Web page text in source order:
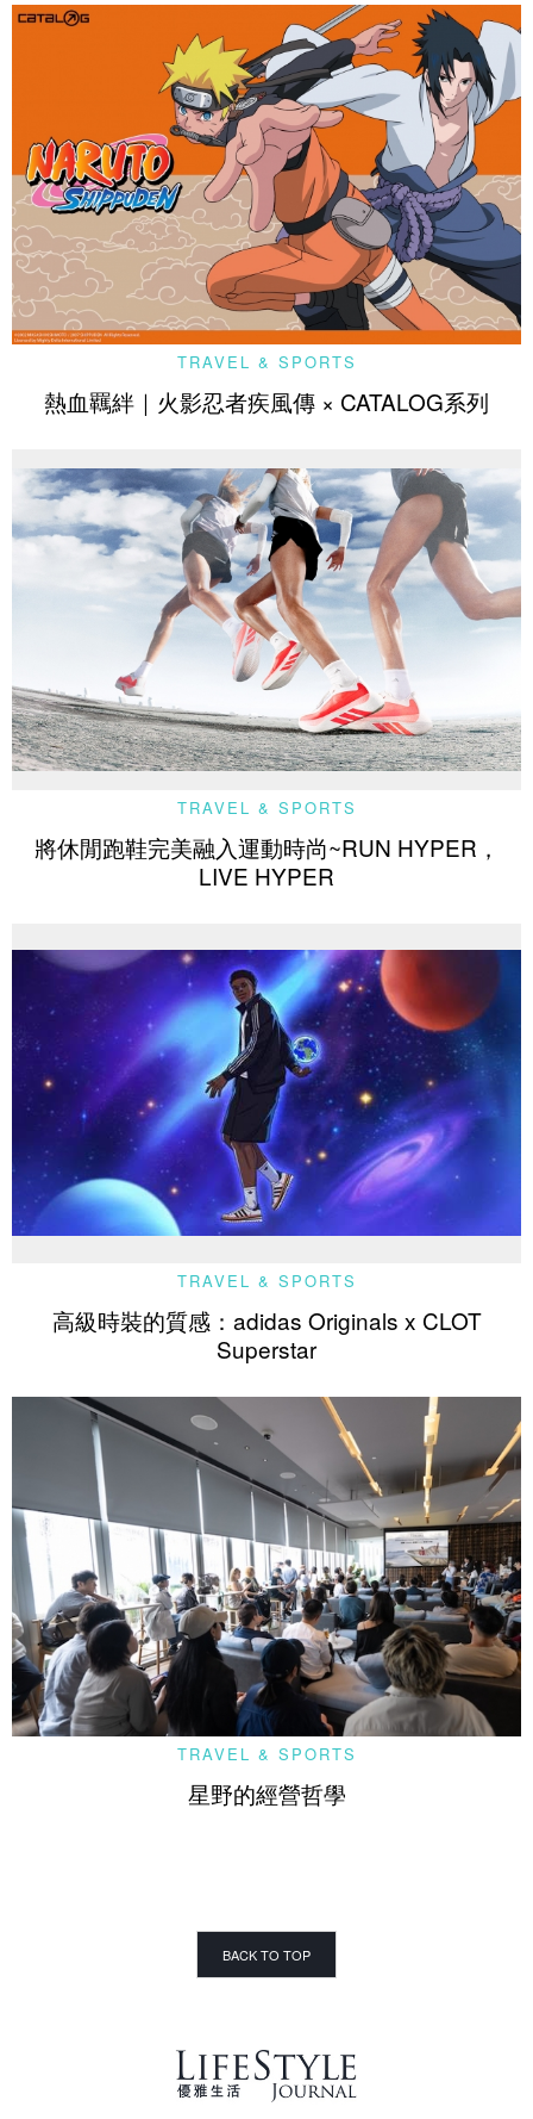
TRAVEL & SPORTS
熱血羈絆｜火影忍者疾風傳 × CATALOG系列
TRAVEL & SPORTS
將休閒跑鞋完美融入運動時尚~RUN HYPER，
LIVE HYPER
TRAVEL & SPORTS
高級時裝的質感：adidas Originals x CLOT
Superstar
TRAVEL & SPORTS
星野的經營哲學
BACK TO TOP